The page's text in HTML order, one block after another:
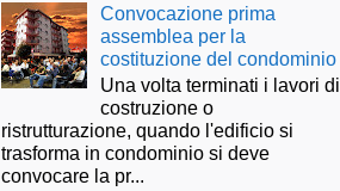
Convocazione prima
assemblea per la
costituzione del condominio
Una volta terminati i lavori di
costruzione o
ristrutturazione, quando l'edificio si
trasforma in condominio si deve
convocare la pr...